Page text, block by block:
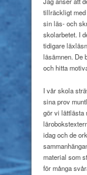
tillräckligt med
sin läs- och
skolarbetet. I
tidigare
läsämnen. De
och hitta
I vår skola
sina prov
gör vi lättlästa
idag och de
material som
för många